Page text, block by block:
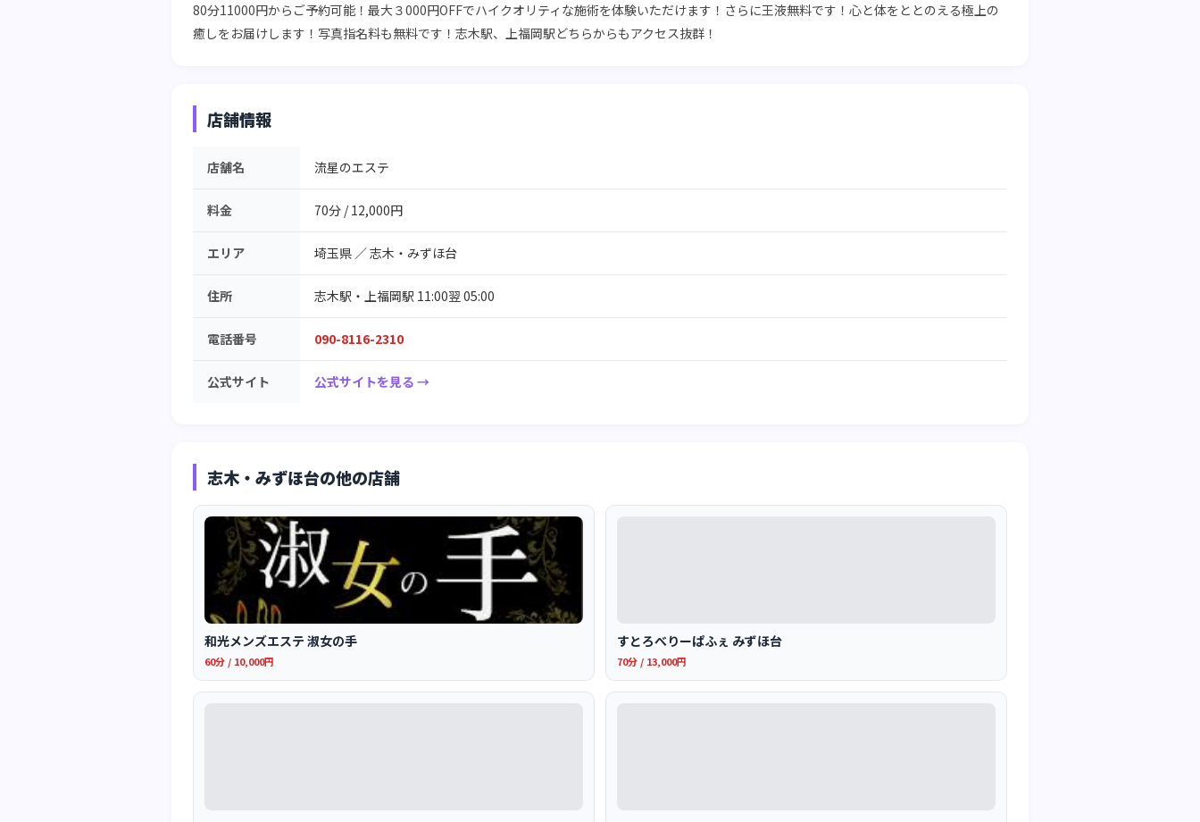
80分11000円からご予約可能！最大３000円OFFでハイクオリティな施術を体験いただけます！さらに王液無料です！心と体をととのえる極上の
癒しをお届けします！写真指名料も無料です！志木駅、上福岡駅どちらからもアクセス抜群！
店舗情報
店舗名 流星のエステ
料金 70分 / 12,000円
エリア 埼玉県 ／志木・みずほ台
住所 志木駅・上福岡駅 11:00翌 05:00
電話番号 090-8116-2310
公式サイト 公式サイトを見る →
志木・みずほ台の他の店舗
和光メンズエステ 淑女の手
60分 / 10,000円
すとろべりーぱふぇ みずほ台
70分 / 13,000円